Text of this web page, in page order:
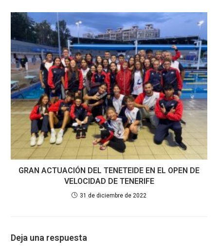
GRAN ACTUACIÓN DEL TENETEIDE EN EL OPEN DE
VELOCIDAD DE TENERIFE
31 de diciembre de 2022
Deja una respuesta